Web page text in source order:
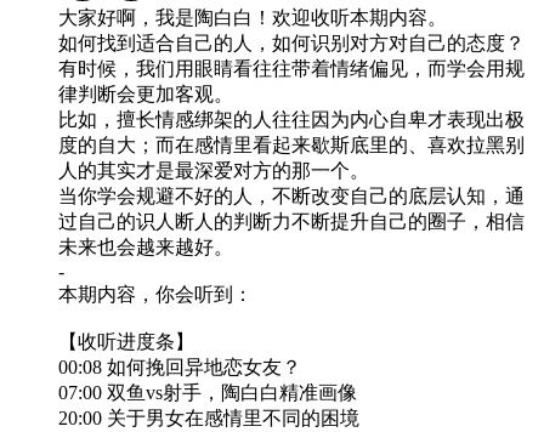
大家好啊，我是陶白白！欢迎收听本期内容。
如何找到适合自己的人，如何识别对方对自己的态度？
有时候，我们用眼睛看往往带着情绪偏见，而学会用规
律判断会更加客观。
比如，擅长情感绑架的人往往因为内心自卑才表现出极
度的自大；而在感情里看起来歇斯底里的、喜欢拉黑别
人的其实才是最深爱对方的那一个。
当你学会规避不好的人，不断改变自己的底层认知，通
过自己的识人断人的判断力不断提升自己的圈子，相信
未来也会越来越好。
-
本期内容，你会听到：
【收听进度条】
00:08 如何挽回异地恋女友？
07:00 双鱼vs射手，陶白白精准画像
20:00 关于男女在感情里不同的困境